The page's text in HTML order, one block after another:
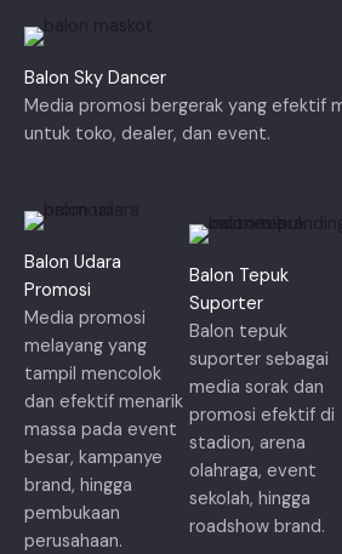
Balon Sky Dancer
Media promosi bergerak yang efektif
untuk toko, dealer, dan event.
Balon Udara
Promosi
Media promosi
melayang yang
tampil mencolok
dan efektif menarik
massa pada event
besar, kampanye
brand, hingga
pembukaan
perusahaan.
Balon Tepuk
Suporter
Balon tepuk
suporter sebagai
media sorak dan
promosi efektif di
stadion, arena
olahraga, event
sekolah, hingga
roadshow brand.